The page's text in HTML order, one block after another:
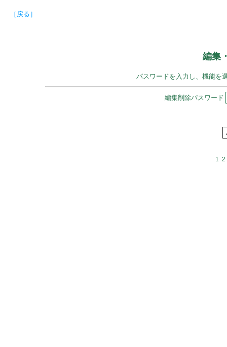
［戻る］
編集
パスワードを入力し、機能を
編集削除パスワード
1 2